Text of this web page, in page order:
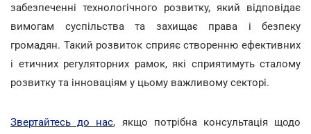
забезпеченні технологічного розвитку, який відповідає
вимогам суспільства та захищає права і безпеку
громадян. Такий розвиток сприяє створенню ефективних
і етичних регуляторних рамок, які сприятимуть сталому
розвитку та інноваціям у цьому важливому секторі.
Звертайтесь до нас, якщо потрібна консультація щодо